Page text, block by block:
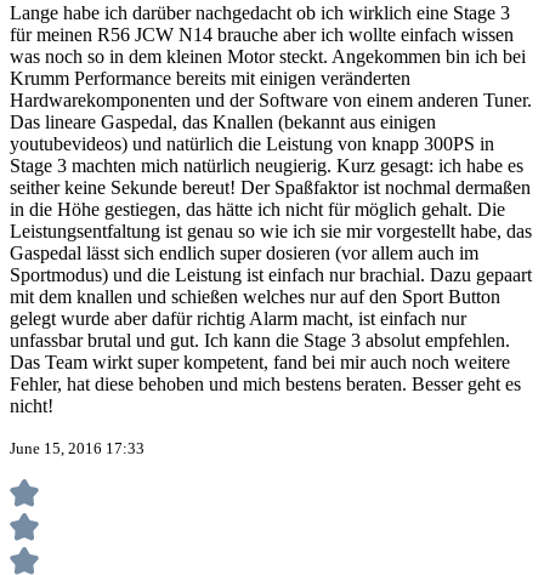
Lange habe ich darüber nachgedacht ob ich wirklich eine Stage 3
für meinen R56 JCW N14 brauche aber ich wollte einfach wissen
was noch so in dem kleinen Motor steckt. Angekommen bin ich bei
Krumm Performance bereits mit einigen veränderten
Hardwarekomponenten und der Software von einem anderen Tuner.
Das lineare Gaspedal, das Knallen (bekannt aus einigen
youtubevideos) und natürlich die Leistung von knapp 300PS in
Stage 3 machten mich natürlich neugierig. Kurz gesagt: ich habe es
seither keine Sekunde bereut! Der Spaßfaktor ist nochmal dermaßen
in die Höhe gestiegen, das hätte ich nicht für möglich gehalt. Die
Leistungsentfaltung ist genau so wie ich sie mir vorgestellt habe, das
Gaspedal lässt sich endlich super dosieren (vor allem auch im
Sportmodus) und die Leistung ist einfach nur brachial. Dazu gepaart
mit dem knallen und schießen welches nur auf den Sport Button
gelegt wurde aber dafür richtig Alarm macht, ist einfach nur
unfassbar brutal und gut. Ich kann die Stage 3 absolut empfehlen.
Das Team wirkt super kompetent, fand bei mir auch noch weitere
Fehler, hat diese behoben und mich bestens beraten. Besser geht es
nicht!
June 15, 2016 17:33